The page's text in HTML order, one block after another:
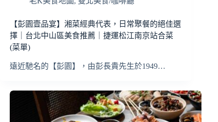
【彭園壹品宴】湘菜經典代表，日常聚餐的絕佳選
擇｜台北中山區美食推薦｜捷運松江南京站合菜
(菜單)
遠近馳名的【彭園】，由彭長貴先生於1949…